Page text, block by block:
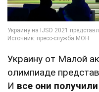
Украину от Малой
олимпиаде
И все они